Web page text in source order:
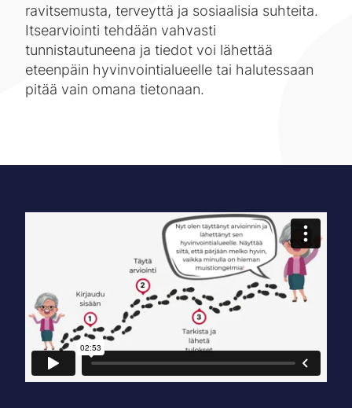
ravitsemusta, terveyttä ja sosiaalisia suhteita.
Itsearviointi tehdään vahvasti
tunnistautuneena ja tiedot voi lähettää
eteenpäin hyvinvointialueelle tai halutessaan
pitää vain omana tietonaan.